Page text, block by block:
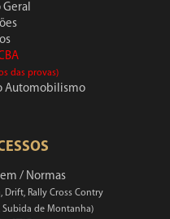
das provas)
Automobilismo
/ Normas
Drift, Rally Cross Contry
de Montanha)